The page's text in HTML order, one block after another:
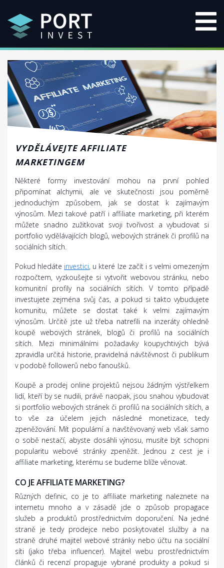
VYDĚLÁVEJTE AFFILIATE
MARKETINGEM
Některé formy investování mohou na první pohled
připomínat alchymii, ale ve skutečnosti jsou poměrně
jednoduchým způsobem, jak se dostat k zajímavým
výnosům. Mezi takové patří i affiliate marketing, při kterém
můžete snadno zužitkovat svoji tvořivost a vybudovat si
portfolio vydělávajících blogů, webových stránek či profilů na
sociálních sítích.
Pokud hledáte investici, u které lze začít i s velmi omezeným
rozpočtem, vyzkoušejte si vytvořit webovou stránku, nebo
komunitní profily na sociálních sítích. V tomto případě
investujete zejména svůj čas, a pokud si takto vybudujete
komunitu, můžete se dostat také k velmi zajímavým
výnosům. Určitě jste už třeba natrefili na inzeráty ohledně
koupě webových stránek, blogů či profilů na sociálních
sítích. Mezi minimálními požadavky koupychtivých bývá
zpravidla určitá historie, pravidelná návštěvnost či publikum
v podobě followerů nebo fanoušků.
Koupě a prodej online projektů nejsou žádným výstřelkem
lidí, kteří by se nudili, právě naopak, jsou snahou vybudovat
si portfolio webových stránek či profilů na sociálních sítích, a
to vše za účelem jejich následné monetizace, tedy
zpeněžování. Mít populární a navštěvovaný web však samo
o sobě nestačí, abyste dosáhli výnosu, musíte být schopni
popularitu webové stránky zpeněžit. Jednou z cest je i
affiliate marketing, kterému se budeme blíže věnovat.
CO JE AFFILIATE MARKETING?
Různých definic, co je to affiliate marketing naleznete na
internetu mnoho a v zásadě jde o způsob propagace
služeb a produktů prostřednictvím doporučení. Na jedné
straně je tedy prodejce nebo poskytovatel služby a na
straně druhé majitel webové stránky nebo účtu na sociální
síti (jako třeba influencer). Majitel webu prostřednictvím
článků či recenzí propaguje vybrané produkty a pokud si